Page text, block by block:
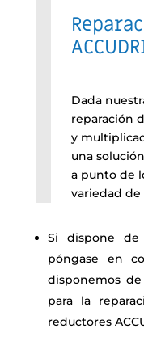
Dada
reparación
y
una
a punto de
variedad de
Si dispone
póngase en
disponemos de
para la
reductores